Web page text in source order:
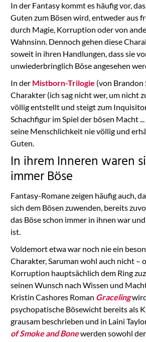
In der Fantasy kommt es häufig vor,
Guten zum Bösen wird, entweder aus
durch Magie, Korruption oder von
Wahnsinn. Dennoch gehen diese
soweit in ihren Handlungen, dass sie
unwiederbringlich Böse angesehen
In der Mistborn-Trilogie (von Brandon
Charakter (ich sag nicht wer, um nicht
völlig entstellt und steigt zum
Schachfigur im Spiel der bösen Macht
seine Menschlichkeit nie völlig und
Guten.
In ihrem Inneren waren
immer Böse
Fantasy-Romane zeigen häufig auch,
sich dem Bösen zuwenden, bereits
das Böse schon immer in ihnen war
ist.
Voldemort etwa war noch nie ein
Charakter, Saruman wohl auch nicht –
Korruption hauptsächlich dem Ring
seinen Wunsch nach Wissen und
Kristin Cashores Roman Graceling
psychopatische Bösewicht bereits als
grausam beschrieben und in Laini
of Smoke and Bonewerden sowohl